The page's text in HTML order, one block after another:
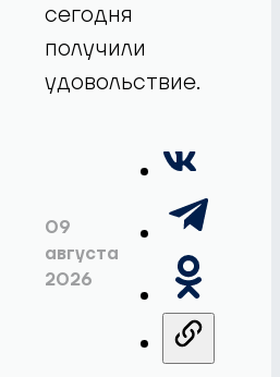
сегодня
получили
удовольствие.
09
августа
2026